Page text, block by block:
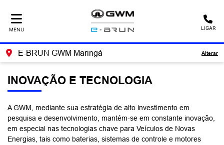
MENU LIGAR
E-BRUN GWM Maringá Alterar
INOVAÇÃO E TECNOLOGIA
A GWM, mediante sua estratégia de alto investimento em
pesquisa e desenvolvimento, mantém-se em constante inovação,
em especial nas tecnologias chave para Veículos de Novas
Energias, tais como baterias, sistemas de controle e motores